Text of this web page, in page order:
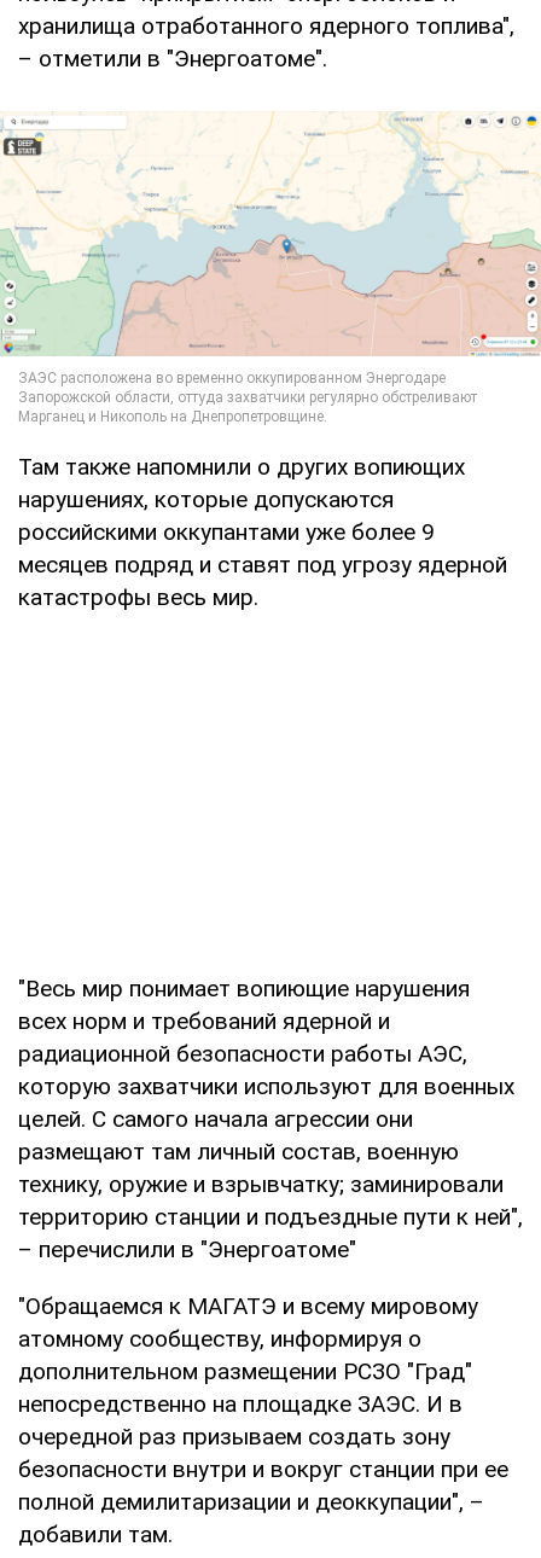
хранилища отработанного ядерного топлива",
– отметили в "Энергоатоме".
Там также напомнили о других вопиющих
нарушениях, которые допускаются
российскими оккупантами уже более 9
месяцев подряд и ставят под угрозу ядерной
катастрофы весь мир.
"Весь мир понимает вопиющие нарушения
всех норм и требований ядерной и
радиационной безопасности работы АЭС,
которую захватчики используют для военных
целей. С самого начала агрессии они
размещают там личный состав, военную
технику, оружие и взрывчатку; заминировали
территорию станции и подъездные пути к ней",
– перечислили в "Энергоатоме"
"Обращаемся к МАГАТЭ и всему мировому
атомному сообществу, информируя о
дополнительном размещении РСЗО "Град"
непосредственно на площадке ЗАЭС. И в
очередной раз призываем создать зону
безопасности внутри и вокруг станции при ее
полной демилитаризации и деоккупации", –
добавили там.